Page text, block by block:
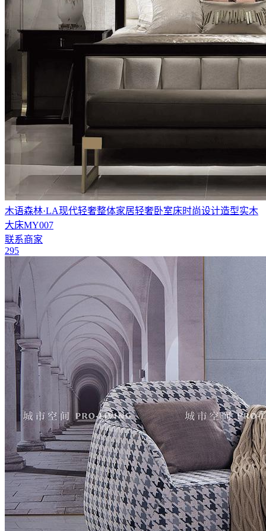
木语森林·LA现代轻奢整体家居轻奢卧室床时尚设计造型实木
大床MY007
联系商家
295